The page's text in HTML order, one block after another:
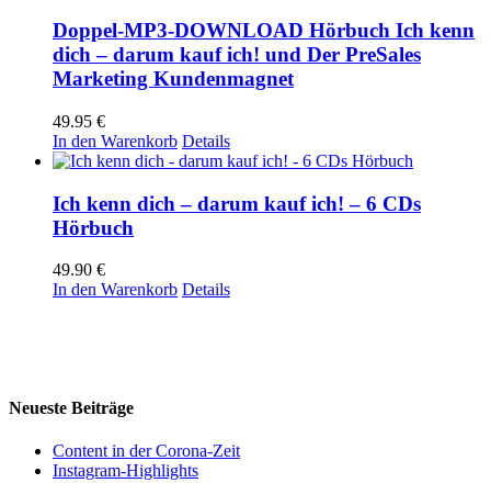
Doppel-MP3-DOWNLOAD Hörbuch Ich kenn
dich – darum kauf ich! und Der PreSales
Marketing Kundenmagnet
49.95 €
In den Warenkorb Details
Ich kenn dich – darum kauf ich! – 6 CDs
Hörbuch
49.90 €
In den Warenkorb Details
Neueste Beiträge
Content in der Corona-Zeit
Instagram-Highlights